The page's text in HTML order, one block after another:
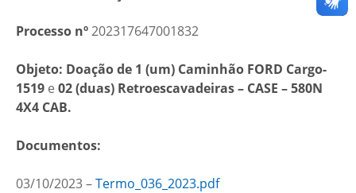
Processo nº202317647001832
Objeto: Doação de 1 (um) Caminhão FORD Cargo-
1519 e 02 (duas) Retroescavadeiras – CASE – 580N
4X4 CAB.
Documentos:
03/10/2023 –Termo_036_2023.pdf